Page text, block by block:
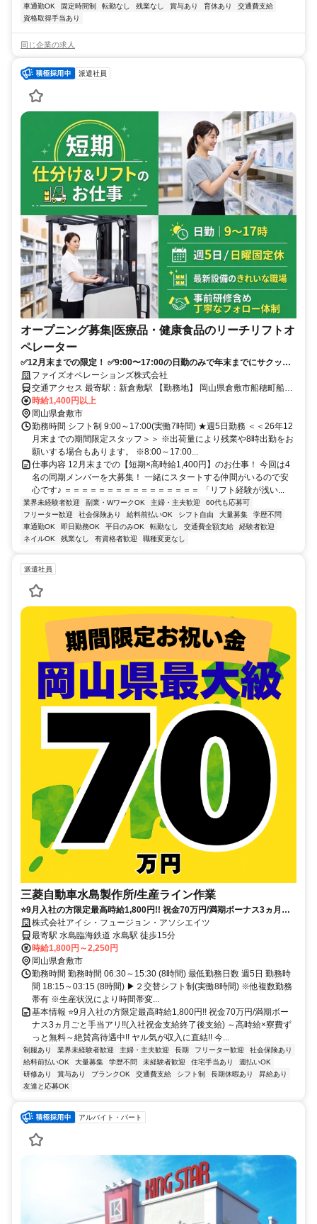
車通勤OK 固定時間制 転勤なし 残業なし 賞与あり 育休あり
交通費支給
資格取得手当あり
同じ企業の求人
派遣社員
オープニング募集|医療品・健康食品のリーチリフトオ
ペレーター
✅️12月末までの限定！ ✅️9:00〜17:00の日勤のみで年末までにサクッと
稼げるリフトスタッフ大募集◎
ファイズオペレーションズ株式会社
交通アクセス 最寄駅：新倉敷駅 【勤務地】 岡山県倉敷市船穂町船穂
2256-1 興和ロジスティクス株式会社 岡山物流センター内 【アクセ
ス】 JR山陽本線「新倉敷」駅北口から徒歩約27分 ＊車通勤OK ＊バ
イク通勤OK ＊自転車通勤OK ✅️倉敷市内からはもちろん、総社市、岡
山市、浅口市など周辺エリアからマイカーやバイクで通勤しているス
タッフも多数在籍！
時給1,400円以上
岡山県倉敷市
勤務時間 シフト制 9:00～17:00(実働7時間) ★週5日勤務 ＜＜26年12
月末までの期間限定スタッフ＞＞ ※出荷量により残業や8時出勤をお
願いする場合もあります。 ※8:00～17:00...
仕事内容 12月末までの【短期×高時給1,400円】のお仕事！ 今回は4
名の同期メンバーを大募集！ 一緒にスタートする仲間がいるので安
心です♪ ＝＝＝＝＝＝＝＝＝＝＝＝＝＝＝＝ 「リフト経験が浅い...
業界未経験者歓迎 副業・WワークOK 主婦・主夫歓迎
60代も応募可
フリーター歓迎
社会保険あり 給料前払いOK シフト自由 大量募集
学歴不問
車通勤OK
即日勤務OK 平日のみOK 転勤なし 交通費全額支給
経験者歓迎
ネイルOK
残業なし 有資格者歓迎 職種変更なし
派遣社員
三菱自動車水島製作所/生産ライン作業
⭐9月入社の方限定最高時給1,800円!! 祝金70万円/満期ボーナス3ヵ月ご
と手当アリ!!(入社祝金支給終了後支給) ～高時給×寮費ずっと無料～絶賛
高待遇中!!
株式会社アイシ・フュージョン・アソシエイツ
最寄駅 水島臨海鉄道 水島駅 徒歩15分
時給1,800円～2,250円
岡山県倉敷市
勤務時間 勤務時間 06:30～15:30 (8時間) 最低勤務日数 週5日 勤務時
間 18:15～03:15 (8時間) ▶２交替シフト制(実働8時間) ※他複数勤務
帯有 ※生産状況により時間帯変...
基本情報 ⭐9月入社の方限定最高時給1,800円!! 祝金70万円/満期ボー
ナス3ヵ月ごと手当アリ!!(入社祝金支給終了後支給) ～高時給×寮費ず
っと無料～絶賛高待遇中!! ヤル気が収入に直結!! 今...
制服あり 業界未経験者歓迎 主婦・主夫歓迎 長期 フリーター歓迎
社会保険あり
給料前払いOK
大量募集 学歴不問 未経験者歓迎 住宅手当あり
週払いOK
研修あり
賞与あり ブランクOK 交通費支給 シフト制 長期休暇あり
昇給あり
友達と応募OK
アルバイト・パート